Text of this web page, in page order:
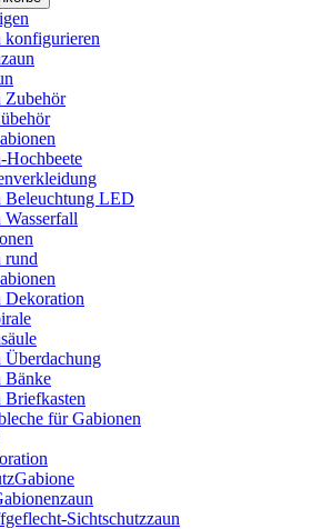
konfigurieren
Zubehör
Hochbeete
Beleuchtung LED
rund
Dekoration
Überdachung
Bänke
Briefkasten
für Gabionen
Sichtschutzzaun